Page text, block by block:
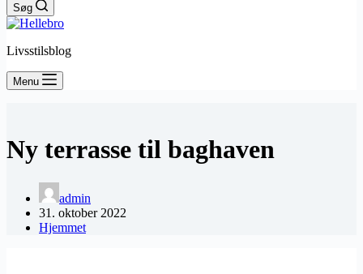
Søg
Livsstilsblog
Menu
Ny terrasse til baghaven
admin
31. oktober 2022
Hjemmet